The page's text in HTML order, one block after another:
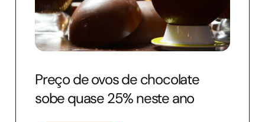
Preço de ovos de chocolate
sobe quase 25% neste ano